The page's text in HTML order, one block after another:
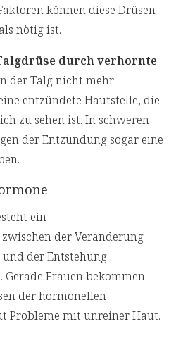
können diese Drüsen
nötig ist.
durch verhornte
der Talg nicht mehr
entzündete Hautstelle, die
zu sehen ist. In schweren
der Entzündung sogar eine
ein
zwischen der Veränderung
und der Entstehung
. Gerade Frauen bekommen
der hormonellen
Probleme mit unreiner Haut.